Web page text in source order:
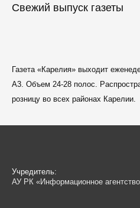
Свежий выпуск газеты
Газета «Карелия» выходит
A3. Объем 24-28 полос.
розницу во всех районах Карелии.
Учредитель:
АУ РК «Информационное